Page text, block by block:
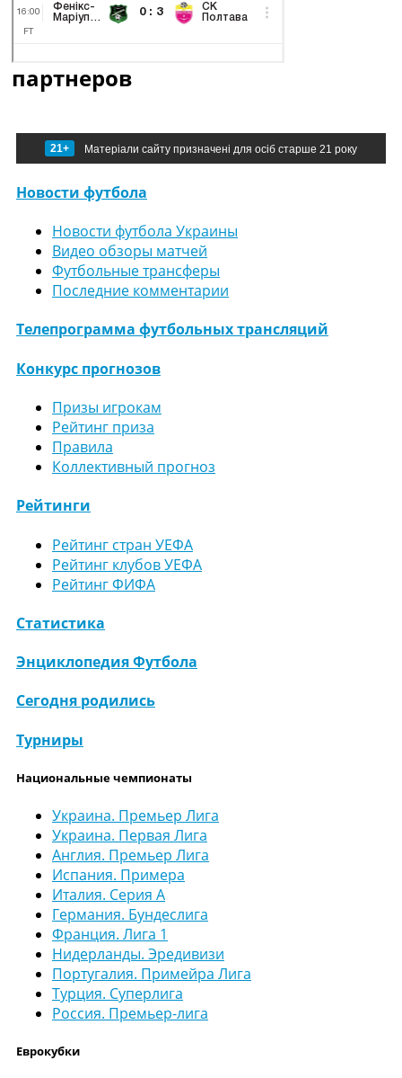
партнеров
21+ Матеріали сайту призначені для осіб старше 21 року
Новости футбола
Новости футбола Украины
Видео обзоры матчей
Футбольные трансферы
Последние комментарии
Телепрограмма футбольных трансляций
Конкурс прогнозов
Призы игрокам
Рейтинг приза
Правила
Коллективный прогноз
Рейтинги
Рейтинг стран УЕФА
Рейтинг клубов УЕФА
Рейтинг ФИФА
Статистика
Энциклопедия Футбола
Сегодня родились
Турниры
Национальные чемпионаты
Украина. Премьер Лига
Украина. Первая Лига
Англия. Премьер Лига
Испания. Примера
Италия. Серия А
Германия. Бундеслига
Франция. Лига 1
Нидерланды. Эредивизи
Португалия. Примейра Лига
Турция. Суперлига
Россия. Премьер-лига
Еврокубки